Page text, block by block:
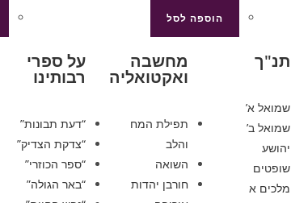
הוספה לסל
תנ"ך
שמואל א’
שמואל ב’
יהושע
שופטים
מלכים א
מחשבה
ואקטואליה
תפילת המח
והלב
השואה
חורבן יהדות
על ספרי
רבותינו
“דעת תבונות”
“צדקת הצדיק”
“ספר הכוזרי”
“באר הגולה”